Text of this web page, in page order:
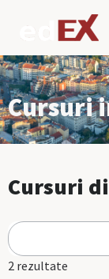
Cursuri
Cursuri
2 rezultate